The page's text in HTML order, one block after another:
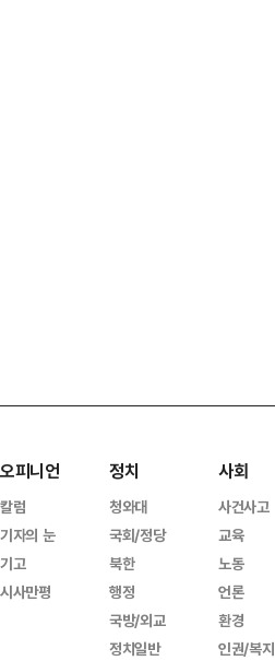
오피니언
칼럼
기자의 눈
기고
시사만평
정치
청와대
국회/정당
북한
행정
국방/외교
정치일반
사회
사건사고
교육
노동
언론
환경
인권/복지